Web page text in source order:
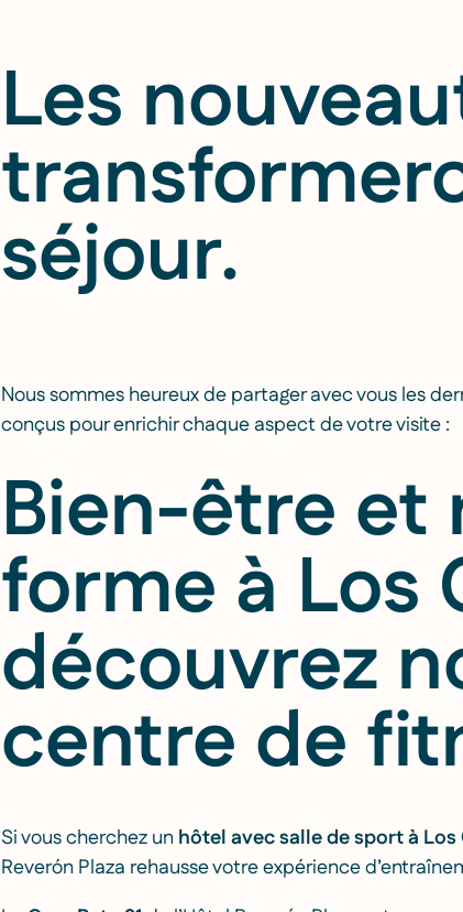
Les
séjour.
Nous sommes heureux de partager avec vous les
conçus pour enrichir chaque aspect de votre visite :
Bien-être et
forme à Los
découvrez
centre de
Si vous cherchez unhôtel avec salle de sport à
Reverón Plaza rehausse votre expérience